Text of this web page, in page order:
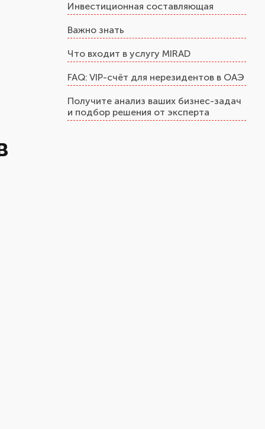
Инвестиционная составляющая
Важно знать
Что входит в услугу MIRAD
FAQ: VIP-счёт для нерезидентов в ОАЭ
Получите анализ ваших бизнес-задач
и подбор решения от эксперта